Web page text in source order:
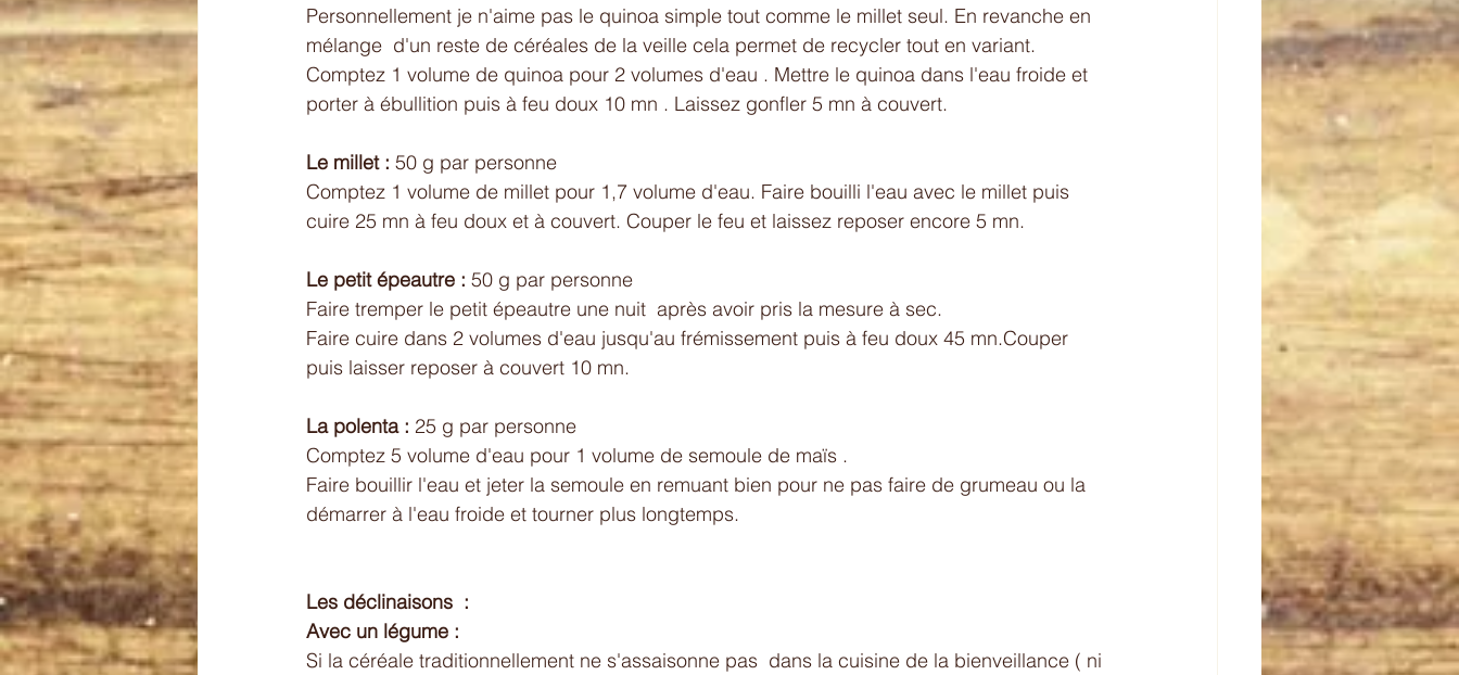
Personnellement je n'aime pas le quinoa simple tout comme le millet seul. En revanche en
mélange  d'un reste de céréales de la veille cela permet de recycler tout en variant.
Comptez 1 volume de quinoa pour 2 volumes d'eau . Mettre le quinoa dans l'eau froide et
porter à ébullition puis à feu doux 10 mn . Laissez gonfler 5 mn à couvert.
Le millet : 50 g par personne
Comptez 1 volume de millet pour 1,7 volume d'eau. Faire bouilli l'eau avec le millet puis
cuire 25 mn à feu doux et à couvert. Couper le feu et laissez reposer encore 5 mn.
Le petit épeautre : 50 g par personne
Faire tremper le petit épeautre une nuit  après avoir pris la mesure à sec.
Faire cuire dans 2 volumes d'eau jusqu'au frémissement puis à feu doux 45 mn.Couper
puis laisser reposer à couvert 10 mn.
La polenta : 25 g par personne
Comptez 5 volume d'eau pour 1 volume de semoule de maïs .
Faire bouillir l'eau et jeter la semoule en remuant bien pour ne pas faire de grumeau ou la
démarrer à l'eau froide et tourner plus longtemps.
Les déclinaisons  :
Avec un légume :
Si la céréale traditionnellement ne s'assaisonne pas  dans la cuisine de la bienveillance ( ni